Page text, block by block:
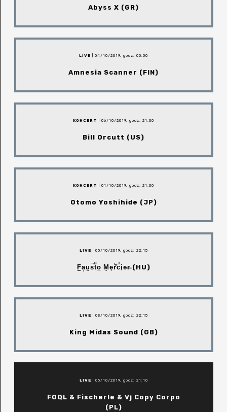
Abyss X (GR)
LIVE | 04/10/2019, godz: 00:50
Amnesia Scanner (FIN)
KONCERT | 06/10/2019, godz: 21:00
Bill Orcutt (US)
KONCERT | 01/10/2019, godz: 21:00
Otomo Yoshihide (JP)
LIVE | 05/10/2019, godz: 22:15
F͇a̹u̼s̚t͌o̲ M̤e̝r͗̍͊cͥi͎e̵r̶ (HU)
LIVE | 03/10/2019, godz: 22:15
King Midas Sound (GB)
LIVE | 05/10/2019, godz: 21:10
FOQL & Fischerle & Vj Copy Corpo
(PL)